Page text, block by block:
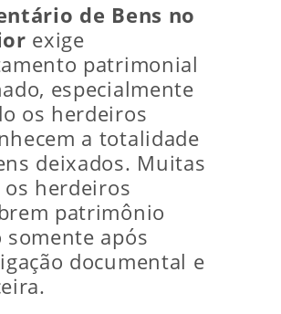
de Bens no
exige
patrimonial
especialmente
os herdeiros
a totalidade
deixados. Muitas
os herdeiros
patrimônio
somente após
documental e